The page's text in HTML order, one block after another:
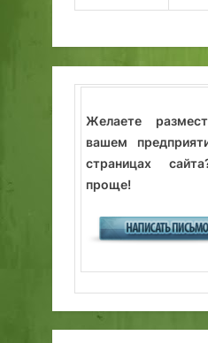
Желаете
вашем
страницах
проще!